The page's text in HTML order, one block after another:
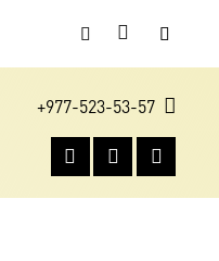
+977-523-53-57